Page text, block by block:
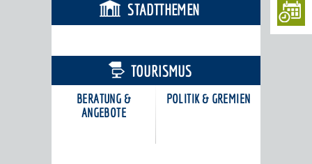
STADTTHEMEN
BERATUNG &
ANGEBOTE
POLITIK & GREMIEN
TOURISMUS
KARRIEREPORTAL